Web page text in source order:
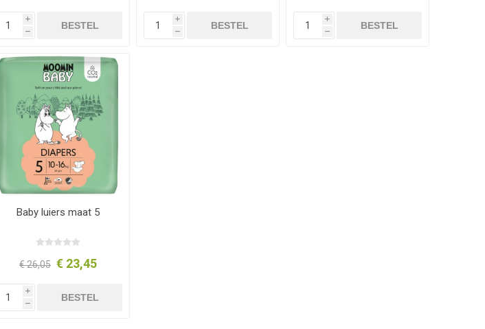
i
h
BESTEL
i
h
BESTEL
i
h
BESTEL
Baby luiers maat 5
€ 26,05 € 23,45
i
h
BESTEL